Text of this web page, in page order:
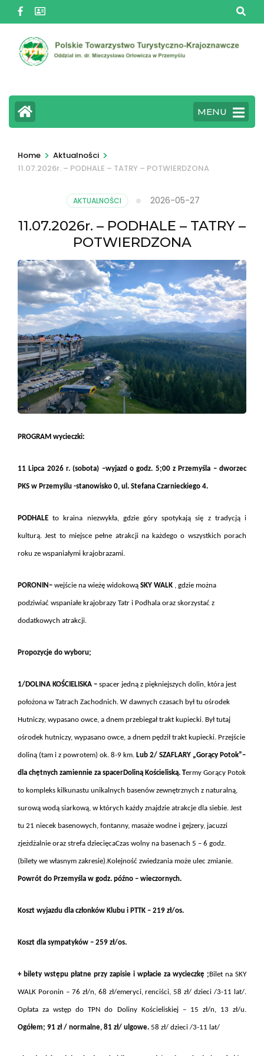
Skip
to
content
(Press
MENU
Home > Aktualności >
11.07.2026r. – PODHALE – TATRY – POTWIERDZONA
AKTUALNOŚCI 2026-05-27
11.07.2026r. – PODHALE – TATRY –
POTWIERDZONA
PROGRAM wycieczki:
11 Lipca 2026 r. (sobota) –wyjazd o godz. 5;00z Przemyśla –dworzec
PKS w Przemyślu -stanowisko 0, ul. Stefana Czarnieckiego 4.
PODHALE to kraina niezwykła, gdzie góry spotykają się z tradycją i
kulturą. Jest to miejsce pełne atrakcji na każdego o wszystkich porach
roku ze wspaniałymi krajobrazami.
PORONIN– wejście na wieżę widokową SKY WALK , gdzie można
podziwiać wspaniałe krajobrazy Tatr i Podhala oraz skorzystać z
dodatkowych atrakcji.
Propozycje do wyboru;
1/DOLINA KOŚCIELISKA – spacer jedną z piękniejszych dolin, która jest
położona w Tatrach Zachodnich. W dawnych czasach był tu ośrodek
Hutniczy, wypasano owce, a dnem przebiegał trakt kupiecki. Był tutaj
ośrodek hutniczy, wypasano owce, a dnem pędził trakt kupiecki. Przejście
doliną (tam i z powrotem) ok. 8-9 km. Lub 2/ SZAFLARY „Gorący Potok”–
dla chętnych zamiennie za spacerDoliną Kościeliską. Termy Gorący Potok
to kompleks kilkunastu unikalnych basenów zewnętrznych z naturalną,
surową wodą siarkową, w których każdy znajdzie atrakcje dla siebie. Jest
tu 21 niecek basenowych, fontanny, masaże wodne i gejzery, jacuzzi
zjeżdżalnie oraz strefa dziecięcaCzas wolny na basenach 5 – 6 godz.
(bilety we własnym zakresie).Kolejność zwiedzania może ulec zmianie.
Powrót do Przemyśla w godz. późno – wieczornych.
Koszt wyjazdu dla członków Klubu i PTTK – 219 zł/os.
Koszt dla sympatyków – 259 zł/os.
+ bilety wstępu płatne przy zapisie i wpłacie za wycieczkę ;Bilet na SKY
WALK Poronin – 76 zł/n, 68 zł/emeryci, renciści, 58 zł/ dzieci /3-11 lat/.
Opłata za wstęp do TPN do Doliny Kościeliskiej – 15 zł/n, 13 zł/u.
Ogółem; 91 zł / normalne, 81 zł/ ulgowe. 58 zł/ dzieci /3-11 lat/